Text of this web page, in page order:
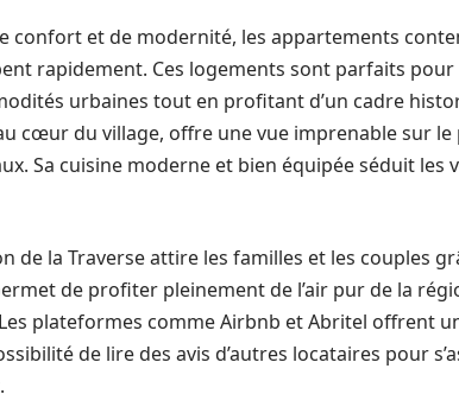
confort et de modernité, les appartements
rapidement. Ces logements sont parfaits pour
urbaines tout en profitant d’un cadre
cœur du village, offre une vue imprenable sur
Sa cuisine moderne et bien équipée séduit les
de la Traverse attire les familles et les couples
de profiter pleinement de l’air pur de la
plateformes comme Airbnb et Abritel offrent
de lire des avis d’autres locataires pour